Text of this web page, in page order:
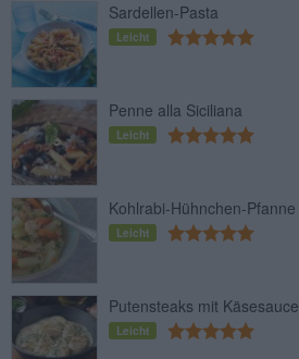
Sardellen-Pasta
Leicht
Penne alla Siciliana
Leicht
Kohlrabi-Hühnchen-Pfanne
Leicht
Putensteaks mit Käsesauce
Leicht